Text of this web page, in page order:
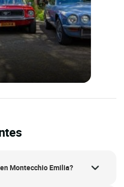
Montecchio Emilia?